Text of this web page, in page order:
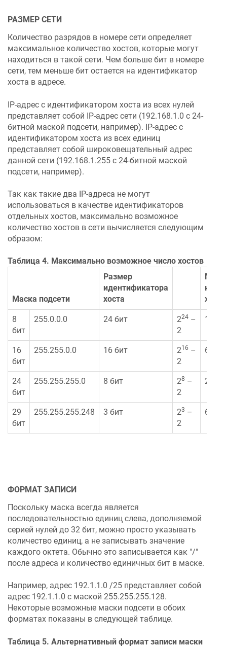
РАЗМЕР СЕТИ
Количество разрядов в номере сети определяет
максимальное количество хостов, которые могут
находиться в такой сети. Чем больше бит в номере
сети, тем меньше бит остается на идентификатор
хоста в адресе.
IP-адрес с идентификатором хоста из всех нулей
представляет собой IP-адрес сети (192.168.1.0 с 24-
битной маской подсети, например). IP-адрес с
идентификатором хоста из всех единиц
представляет собой широковещательный адрес
данной сети (192.168.1.255 с 24-битной маской
подсети, например).
Так как такие два IP-адреса не могут
использоваться в качестве идентификаторов
отдельных хостов, максимально возможное
количество хостов в сети вычисляется следующим
образом:
Таблица 4. Максимально возможное число хостов
Маска подсети
Размер
идентификатора
хоста
8
бит
255.0.0.0 24 бит 224 –
2
16
бит
255.255.0.0 16 бит 216 –
2
65534
24
бит
255.255.255.0 8 бит 28 –
2
254
29
бит
255.255.255.248 3 бит 23 –
2
6
ФОРМАТ ЗАПИСИ
Поскольку маска всегда является
последовательностью единиц слева, дополняемой
серией нулей до 32 бит, можно просто указывать
количество единиц, а не записывать значение
каждого октета. Обычно это записывается как "/"
после адреса и количество единичных бит в маске.
Например, адрес 192.1.1.0 /25 представляет собой
адрес 192.1.1.0 с маской 255.255.255.128.
Некоторые возможные маски подсети в обоих
форматах показаны в следующей таблице.
Таблица 5. Альтернативный формат записи маски